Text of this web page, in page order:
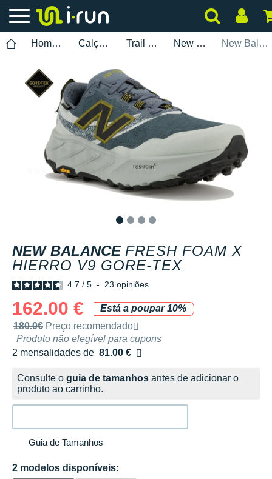
Homem Calçados Trail Running New Balance New Balance Fresh Foam X Hierro V9 Gore-Tex
NEW BALANCE FRESH FOAM X
HIERRO V9 GORE-TEX
4.7 / 5 - 23 opiniões
162.00 €
Está a poupar 10%
Preço de venda recomendado pela marca
180.0€ Preço recomendado
Produto não elegível para cupons
2 mensalidades de 81.00 €
sem custos
Consulte o guia de tamanhos antes de adicionar o
produto ao carrinho.
Guia de Tamanhos
2 modelos disponíveis: